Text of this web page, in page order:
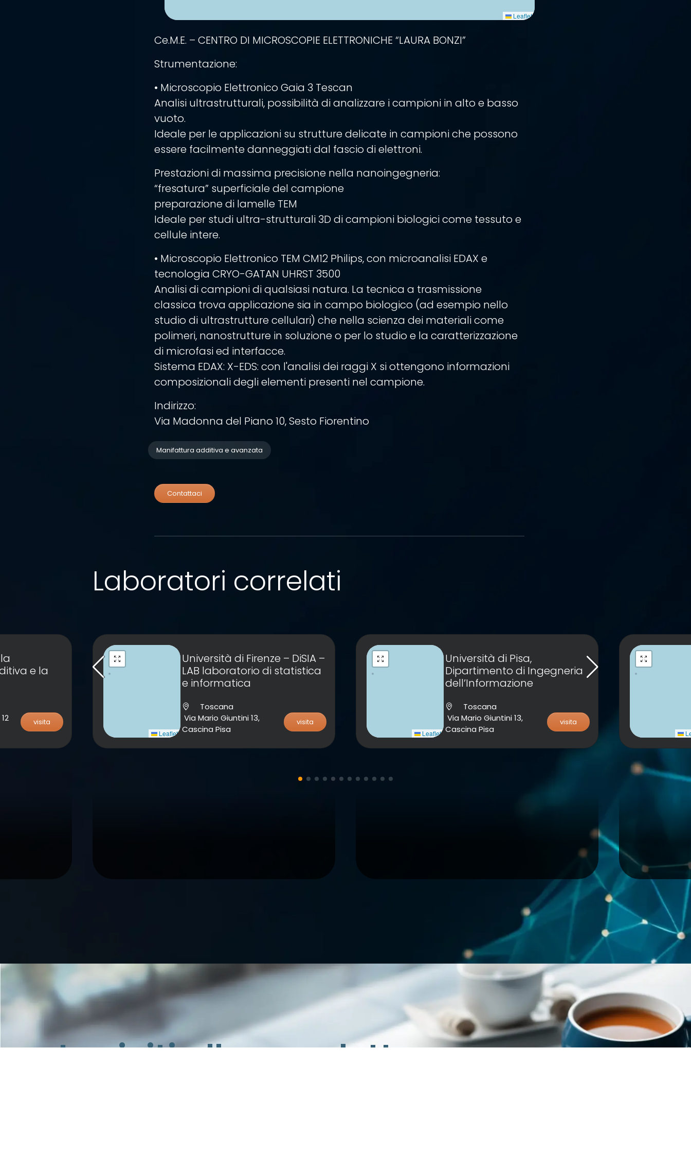
Leaflet
Ce.M.E. – CENTRO DI MICROSCOPIE ELETTRONICHE “LAURA BONZI”
Strumentazione:
• Microscopio Elettronico Gaia 3 Tescan
Analisi ultrastrutturali, possibilità di analizzare i campioni in alto e basso
vuoto.
Ideale per le applicazioni su strutture delicate in campioni che possono
essere facilmente danneggiati dal fascio di elettroni.
Prestazioni di massima precisione nella nanoingegneria:
“fresatura” superficiale del campione
preparazione di lamelle TEM
Ideale per studi ultra-strutturali 3D di campioni biologici come tessuto e
cellule intere.
• Microscopio Elettronico TEM CM12 Philips, con microanalisi EDAX e
tecnologia CRYO-GATAN UHRST 3500
Analisi di campioni di qualsiasi natura. La tecnica a trasmissione
classica trova applicazione sia in campo biologico (ad esempio nello
studio di ultrastrutture cellulari) che nella scienza dei materiali come
polimeri, nanostrutture in soluzione o per lo studio e la caratterizzazione
di microfasi ed interfacce.
Sistema EDAX: X-EDS: con l'analisi dei raggi X si ottengono informazioni
composizionali degli elementi presenti nel campione.
Indirizzo:
Via Madonna del Piano 10, Sesto Fiorentino
Manifattura additiva e avanzata
Contattaci
Laboratori correlati
e la
visita
Leaflet
Università di Firenze – DiSIA –
LAB laboratorio di statistica
e informatica
Toscana
Via Mario Giuntini 13,
Cascina Pisa
visita
Leaflet
Università di Pisa,
Dipartimento di Ingegneria
dell’Informazione
Toscana
Via Mario Giuntini 13,
Cascina Pisa
visita
Iscriviti alla newsletter